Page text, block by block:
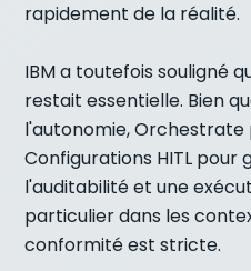
rapidement de la réalité.
IBM a toutefois souligné
restait essentielle. Bien
l'autonomie,
Configurations HITL
l'auditabilité et une
particulier dans les
conformité est stricte.